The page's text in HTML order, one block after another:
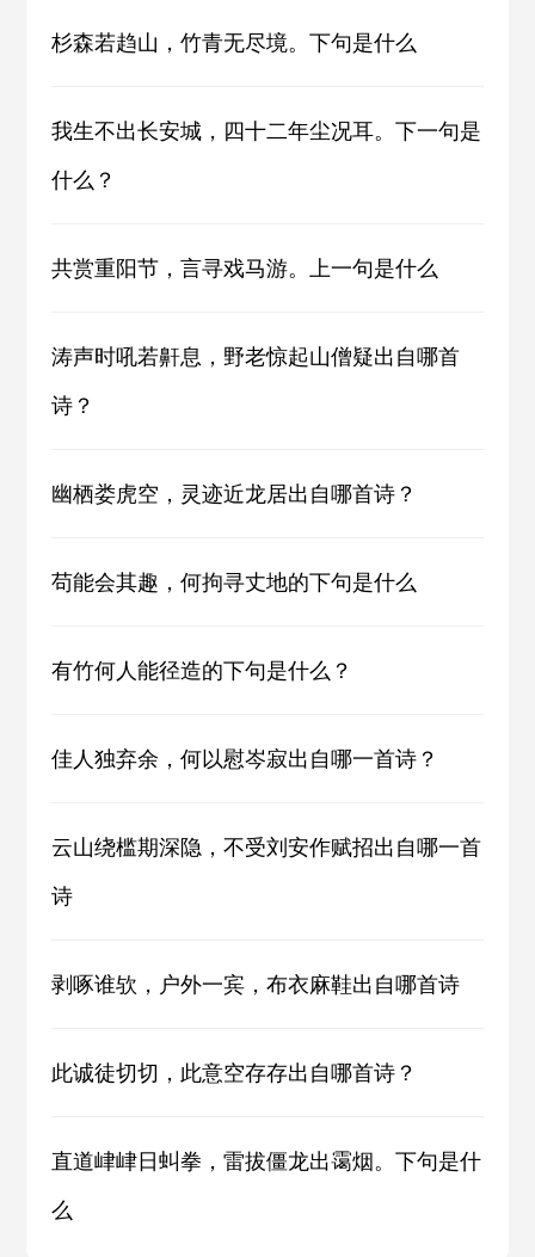
杉森若趋山，竹青无尽境。下句是什么
我生不出长安城，四十二年尘况耳。下一句是
什么？
共赏重阳节，言寻戏马游。上一句是什么
涛声时吼若鼾息，野老惊起山僧疑出自哪首
诗？
幽栖娄虎空，灵迹近龙居出自哪首诗？
苟能会其趣，何拘寻丈地的下句是什么
有竹何人能径造的下句是什么？
佳人独弃余，何以慰岑寂出自哪一首诗？
云山绕槛期深隐，不受刘安作赋招出自哪一首
诗
剥啄谁欤，户外一宾，布衣麻鞋出自哪首诗
此诚徒切切，此意空存存出自哪首诗？
直道峍峍日虯拳，雷拔僵龙出霭烟。下句是什
么